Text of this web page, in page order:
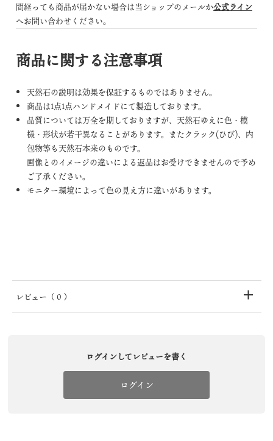
間経っても商品が届かない場合は当ショップのメールか公式ライン
へお問い合わせください。
商品に関する注意事項
天然石の説明は効果を保証するものではありません。
商品は1点1点ハンドメイドにて製造しております。
品質については万全を期しておりますが、天然石ゆえに色・模
様・形状が若干異なることがあります。またクラック(ひび)、内
包物等も天然石本来のものです。
画像とのイメージの違いによる返品はお受けできませんので予め
ご了承ください。
モニター環境によって色の見え方に違いがあります。
レビュー （ 0 ）
ログインしてレビューを書く
ログイン